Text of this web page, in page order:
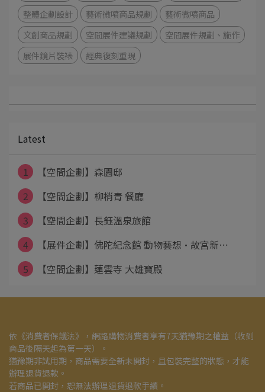
整體企劃設計
藝術微噴商品規劃
藝術微噴商品
文創商品規劃
空間展件建議規劃
空間展件規劃、施作
展件鏡片裝裱
經典復刻重現
Latest
1
【空間企劃】森園邸
2
【空間企劃】柳梢青 餐廳
3
【空間企劃】長鈺溫泉旅館
4
【展件企劃】佛陀紀念館 動物藝想·故宮新⋯
5
【空間企劃】蓮雲寺 大雄寶殿
依《消費者保護法》，網路購物消費者享有7天猶豫期之權益（收到
商品後隔天起為第一天）。
猶豫期非試用期，商品需要全新未開封，且包裝完整的狀態，才能
辦理退貨退款。
若商品已開封，恕無法辦理退貨退款手續。